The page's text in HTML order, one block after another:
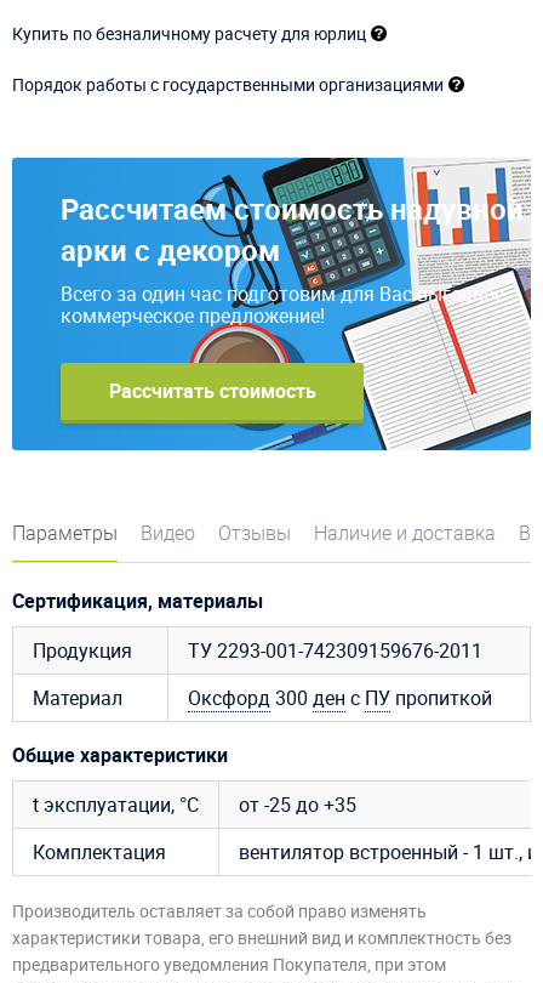
Купить по безналичному расчету для юрлиц
Порядок работы с государственными организациями
Рассчитаем стоимость надувной
арки с декором
Всего за один час подготовим для Вас выгодное
коммерческое предложение!
Рассчитать стоимость
Параметры Видео Отзывы Наличие и доставка
Сертификация, материалы
Продукция
ТУ 2293-001-742309159676-2011
Материал
Оксфорд300 ден с ПУ пропиткой
Общие характеристики
t эксплуатации, °C
от -25 до +35
Комплектация
вентилятор встроенный - 1 шт.,
Производитель оставляет за собой право изменять
характеристики товара, его внешний вид и комплектность без
предварительного уведомления Покупателя, при этом